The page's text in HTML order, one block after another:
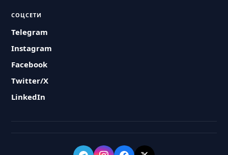
СОЦСЕТИ
Telegram
Instagram
Facebook
Twitter/X
LinkedIn